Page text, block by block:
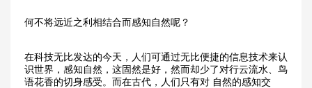
何不将远近之利相结合而感知自然呢？
在科技无比发达的今天，人们可通过无比便捷的信息技术来认
识世界，感知自然，这固然是好，然而却少了对行云流水、鸟
语花香的切身感受。而在古代，人们只有对 自然的感知交